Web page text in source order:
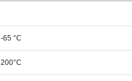
-65 °C
200°C